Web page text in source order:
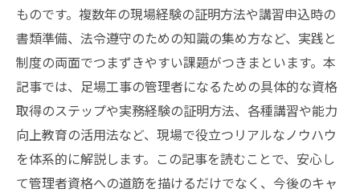
ものです。複数年の現場経験の証明方法や講習申込時の
書類準備、法令遵守のための知識の集め方など、実践と
制度の両面でつまずきやすい課題がつきまといます。本
記事では、足場工事の管理者になるための具体的な資格
取得のステップや実務経験の証明方法、各種講習や能力
向上教育の活用法など、現場で役立つリアルなノウハウ
を体系的に解説します。この記事を読むことで、安心し
て管理者資格への道筋を描けるだけでなく、今後のキャ